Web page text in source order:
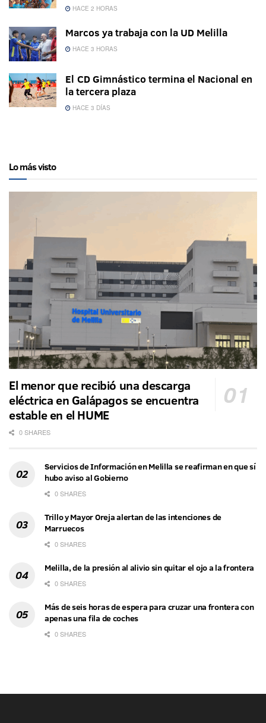
HACE 2 HORAS
Marcos ya trabaja con la UD Melilla
HACE 3 HORAS
El CD Gimnástico termina el Nacional en
la tercera plaza
HACE 3 DÍAS
Lo más visto
El menor que recibió una descarga
eléctrica en Galápagos se encuentra
estable en el HUME
0 SHARES
Servicios de Información en Melilla se reafirman en que sí
hubo aviso al Gobierno
0 SHARES
Trillo y Mayor Oreja alertan de las intenciones de
Marruecos
0 SHARES
Melilla, de la presión al alivio sin quitar el ojo a la frontera
0 SHARES
Más de seis horas de espera para cruzar una frontera con
apenas una fila de coches
0 SHARES